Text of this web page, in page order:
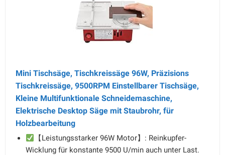
Mini Tischsäge, Tischkreissäge 96W, Präzisions
Tischkreissäge, 9500RPM Einstellbarer Tischsäge,
Kleine Multifunktionale Schneidemaschine,
Elektrische Desktop Säge mit Staubrohr, für
Holzbearbeitung
【Leistungsstarker 96W Motor】: Reinkupfer-
Wicklung für konstante 9500 U/min auch unter Last.